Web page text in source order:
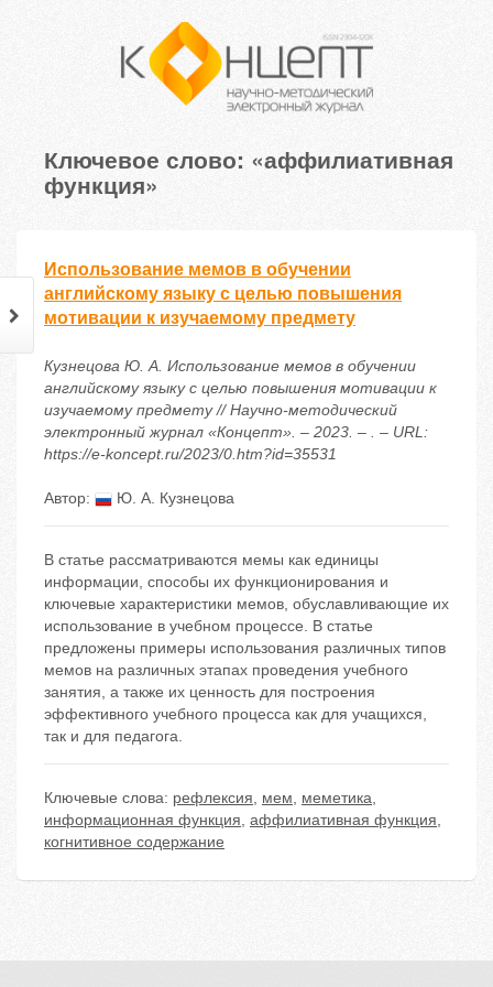
Ключевое слово: «аффилиативная
функция»
Использование мемов в обучении
английскому языку с целью повышения
мотивации к изучаемому предмету
Кузнецова Ю. А. Использование мемов в обучении
английскому языку с целью повышения мотивации к
изучаемому предмету // Научно-методический
электронный журнал «Концепт». – 2023. – . – URL:
https://e-koncept.ru/2023/0.htm?id=35531
Автор: Ю. А. Кузнецова
В статье рассматриваются мемы как единицы
информации, способы их функционирования и
ключевые характеристики мемов, обуславливающие их
использование в учебном процессе. В статье
предложены примеры использования различных типов
мемов на различных этапах проведения учебного
занятия, а также их ценность для построения
эффективного учебного процесса как для учащихся,
так и для педагога.
Ключевые слова: рефлексия, мем, меметика,
информационная функция, аффилиативная функция,
когнитивное содержание